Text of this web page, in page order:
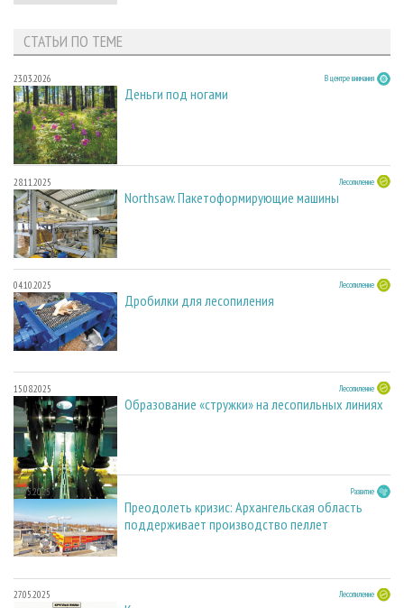
СТАТЬИ ПО ТЕМЕ
23.03.2026 В центре внимания
Деньги под ногами
28.11.2025 Лесопиление
Northsaw. Пакетоформирующие машины
04.10.2025 Лесопиление
Дробилки для лесопиления
15.08.2025 Лесопиление
Образование «стружки» на лесопильных линиях
27.05.2025 Развитие
Преодолеть кризис: Архангельская область
поддерживает производство пеллет
27.05.2025 Лесопиление